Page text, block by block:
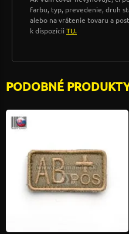
farbu, typ, prevedenie, druh
alebo na vrátenie tovaru a
k dispozícii TU.
PODOBNÉ